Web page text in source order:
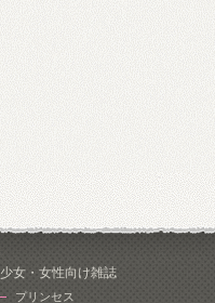
少女・女性向け雑誌
プリンセス